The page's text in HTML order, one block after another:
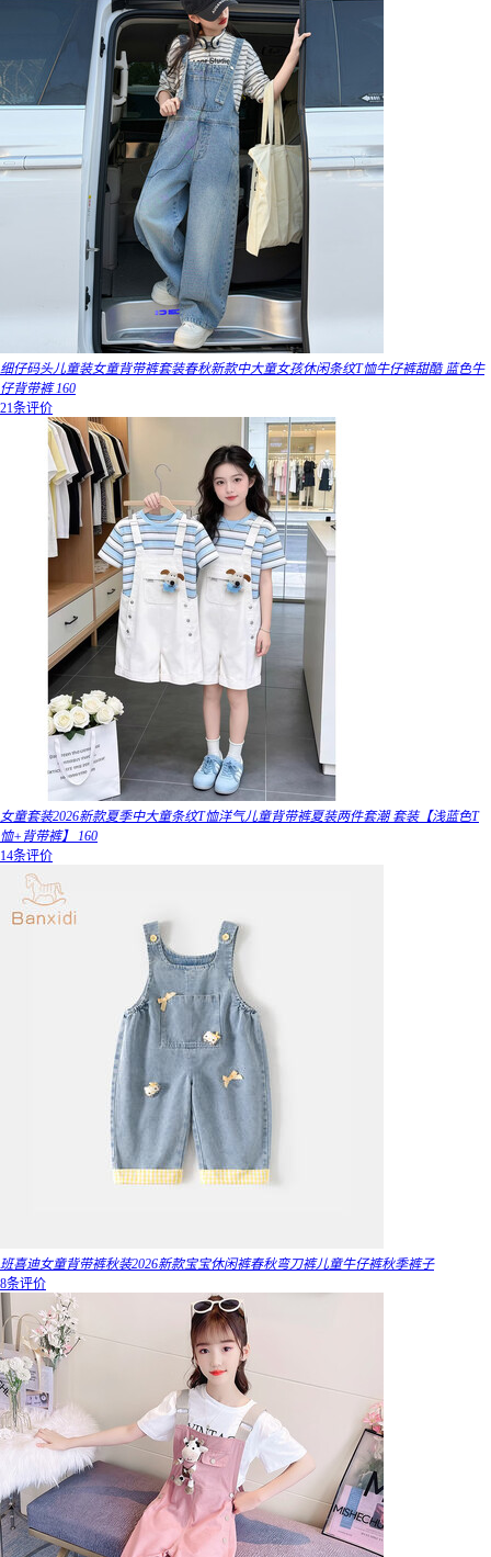
细仔码头儿童装女童背带裤套装春秋新款中大童女孩休闲条纹T恤牛仔裤甜酷 蓝色牛
仔背带裤 160
21条评价
女童套装2026新款夏季中大童条纹T恤洋气儿童背带裤夏装两件套潮 套装【浅蓝色T
恤+背带裤】 160
14条评价
班喜迪女童背带裤秋装2026新款宝宝休闲裤春秋弯刀裤儿童牛仔裤秋季裤子
8条评价